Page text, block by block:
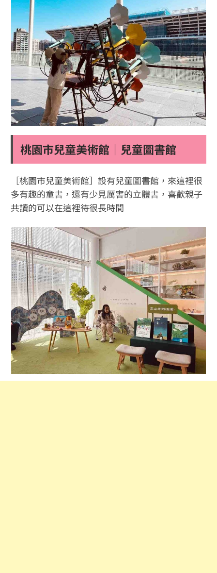
桃園市兒童美術館｜兒童圖書館
［桃園市兒童美術館］設有兒童圖書館，來這裡很
多有趣的童書，還有少見厲害的立體書，喜歡親子
共讀的可以在這裡待很長時間